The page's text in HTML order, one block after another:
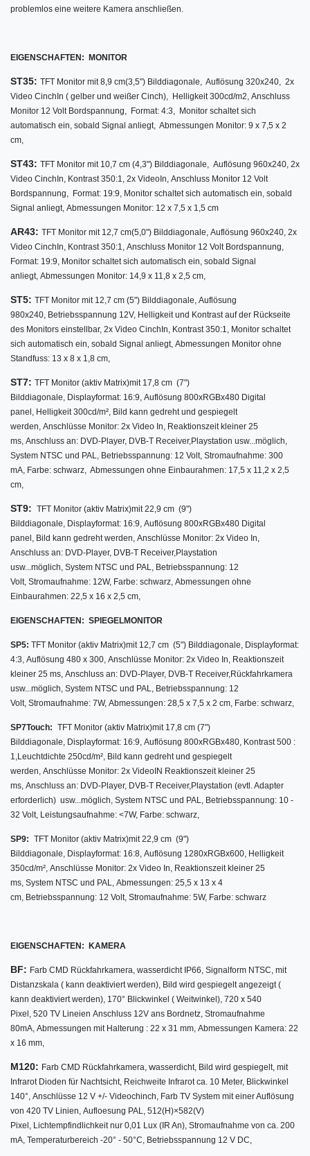
problemlos eine weitere Kamera anschließen.
EIGENSCHAFTEN: MONITOR
ST35: TFT Monitor mit 8,9 cm(3,5") Bilddiagonale, Auflösung 320x240, 2x
Video CinchIn ( gelber und weißer Cinch), Helligkeit 300cd/m2, Anschluss
Monitor 12 Volt Bordspannung, Format: 4:3, Monitor schaltet sich
automatisch ein, sobald Signal anliegt, Abmessungen Monitor: 9 x 7,5 x 2
cm,
ST43: TFT Monitor mit 10,7 cm (4,3") Bilddiagonale, Auflösung 960x240, 2x
Video CinchIn, Kontrast 350:1, 2x VideoIn, Anschluss Monitor 12 Volt
Bordspannung, Format: 19:9, Monitor schaltet sich automatisch ein, sobald
Signal anliegt, Abmessungen Monitor: 12 x 7,5 x 1,5 cm
AR43: TFT Monitor mit 12,7 cm(5,0") Bilddiagonale, Auflösung 960x240, 2x
Video CinchIn, Kontrast 350:1, Anschluss Monitor 12 Volt Bordspannung,
Format: 19:9, Monitor schaltet sich automatisch ein, sobald Signal
anliegt, Abmessungen Monitor: 14,9 x 11,8 x 2,5 cm,
ST5: TFT Monitor mit 12,7 cm (5") Bilddiagonale, Auflösung
980x240, Betriebsspannung 12V, Helligkeit und Kontrast auf der Rückseite
des Monitors einstellbar, 2x Video CinchIn, Kontrast 350:1, Monitor schaltet
sich automatisch ein, sobald Signal anliegt, Abmessungen Monitor ohne
Standfuss: 13 x 8 x 1,8 cm,
ST7: TFT Monitor (aktiv Matrix)mit 17,8 cm (7")
Bilddiagonale, Displayformat: 16:9, Auflösung 800xRGBx480 Digital
panel, Helligkeit 300cd/m², Bild kann gedreht und gespiegelt
werden, Anschlüsse Monitor: 2x Video In, Reaktionszeit kleiner 25
ms, Anschluss an: DVD-Player, DVB-T Receiver,Playstation usw...möglich,
System NTSC und PAL, Betriebsspannung: 12 Volt, Stromaufnahme: 300
mA, Farbe: schwarz, Abmessungen ohne Einbaurahmen: 17,5 x 11,2 x 2,5
cm,
ST9: TFT Monitor (aktiv Matrix)mit 22,9 cm (9")
Bilddiagonale, Displayformat: 16:9, Auflösung 800xRGBx480 Digital
panel, Bild kann gedreht werden, Anschlüsse Monitor: 2x Video In,
Anschluss an: DVD-Player, DVB-T Receiver,Playstation
usw...möglich, System NTSC und PAL, Betriebsspannung: 12
Volt, Stromaufnahme: 12W, Farbe: schwarz, Abmessungen ohne
Einbaurahmen: 22,5 x 16 x 2,5 cm,
EIGENSCHAFTEN: SPIEGELMONITOR
SP5: TFT Monitor (aktiv Matrix)mit 12,7 cm (5") Bilddiagonale, Displayformat:
4:3, Auflösung 480 x 300, Anschlüsse Monitor: 2x Video In, Reaktionszeit
kleiner 25 ms, Anschluss an: DVD-Player, DVB-T Receiver,Rückfahrkamera
usw...möglich, System NTSC und PAL, Betriebsspannung: 12
Volt, Stromaufnahme: 7W, Abmessungen: 28,5 x 7,5 x 2 cm, Farbe: schwarz,
SP7Touch: TFT Monitor (aktiv Matrix)mit 17,8 cm (7")
Bilddiagonale, Displayformat: 16:9, Auflösung 800xRGBx480, Kontrast 500 :
1,Leuchtdichte 250cd/m², Bild kann gedreht und gespiegelt
werden, Anschlüsse Monitor: 2x VideoIN Reaktionszeit kleiner 25
ms, Anschluss an: DVD-Player, DVB-T Receiver,Playstation (evtl. Adapter
erforderlich) usw...möglich, System NTSC und PAL, Betriebsspannung: 10 -
32 Volt, Leistungsaufnahme: <7W, Farbe: schwarz,
SP9: TFT Monitor (aktiv Matrix)mit 22,9 cm (9")
Bilddiagonale, Displayformat: 16:8, Auflösung 1280xRGBx600, Helligkeit
350cd/m², Anschlüsse Monitor: 2x Video In, Reaktionszeit kleiner 25
ms, System NTSC und PAL, Abmessungen: 25,5 x 13 x 4
cm, Betriebsspannung: 12 Volt, Stromaufnahme: 5W, Farbe: schwarz
EIGENSCHAFTEN: KAMERA
BF: Farb CMD Rückfahrkamera, wasserdicht IP66, Signalform NTSC, mit
Distanzskala ( kann deaktiviert werden), Bild wird gespiegelt angezeigt (
kann deaktiviert werden), 170° Blickwinkel ( Weitwinkel), 720 x 540
Pixel, 520 TV Lineien Anschluss 12V ans Bordnetz, Stromaufnahme
80mA, Abmessungen mit Halterung : 22 x 31 mm, Abmessungen Kamera: 22
x 16 mm,
M120: Farb CMD Rückfahrkamera, wasserdicht, Bild wird gespiegelt, mit
Infrarot Dioden für Nachtsicht, Reichweite Infrarot ca. 10 Meter, Blickwinkel
140°, Anschlüsse 12 V +/- Videochinch, Farb TV System mit einer Auflösung
von 420 TV Linien, Aufloesung PAL, 512(H)×582(V)
Pixel, Lichtempfindlichkeit nur 0,01 Lux (IR An), Stromaufnahme von ca. 200
mA, Temperaturbereich -20° - 50°C, Betriebsspannung 12 V DC,